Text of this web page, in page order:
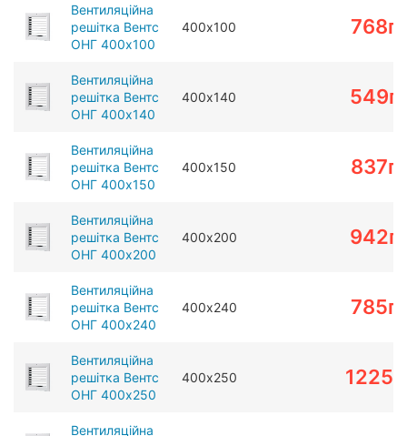
Вентиляційна
решітка Вентс
ОНГ 400х100
400х100 768
Вентиляційна
решітка Вентс
ОНГ 400х140
400х140 549
Вентиляційна
решітка Вентс
ОНГ 400х150
400х150 837
Вентиляційна
решітка Вентс
ОНГ 400х200
400х200 942
Вентиляційна
решітка Вентс
ОНГ 400х240
400х240 785
Вентиляційна
решітка Вентс
ОНГ 400х250
400х250 1225
Вентиляційна